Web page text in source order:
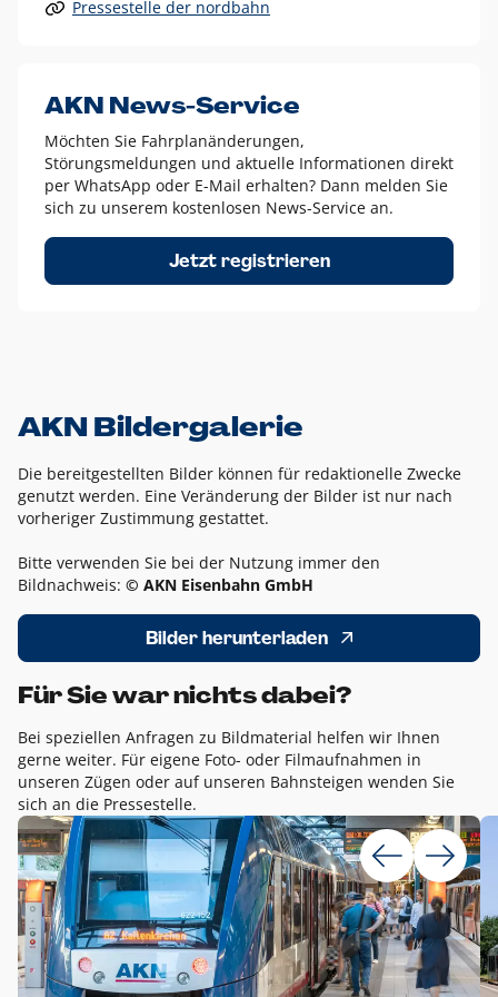
Alle anderen Logo-Varianten dürfen nur in Ausnahmefällen
Diese Ausnahmen sind zum Beispiel:
dem AKN Blau,
weißes Logo auf Fotohintergründen,
schwarzes Logo für reine Schwarz-Weiß-Umsetzungen
Um das Logo herum muss ein Schutzraum von jeweils einer
Höhe bzw. Breite des N aus AKN in alle Richtungen
Pressestelle der nordbahn
AKN News-Service
Möchten Sie Fahrplanänderungen,
Störungsmeldungen und aktuelle Informationen direkt
per WhatsApp oder E-Mail erhalten? Dann melden Sie
sich zu unserem kostenlosen News-Service an.
Jetzt registrieren
AKN Bildergalerie
Die bereitgestellten Bilder können für redaktionelle Zwecke
genutzt werden. Eine Veränderung der Bilder ist nur nach
vorheriger Zustimmung gestattet.
Bitte verwenden Sie bei der Nutzung immer den
Bildnachweis: © AKN Eisenbahn GmbH
Bilder herunterladen
Für Sie war nichts dabei?
Bei speziellen Anfragen zu Bildmaterial helfen wir Ihnen
gerne weiter. Für eigene Foto- oder Filmaufnahmen in
unseren Zügen oder auf unseren Bahnsteigen wenden Sie
sich an die Pressestelle.